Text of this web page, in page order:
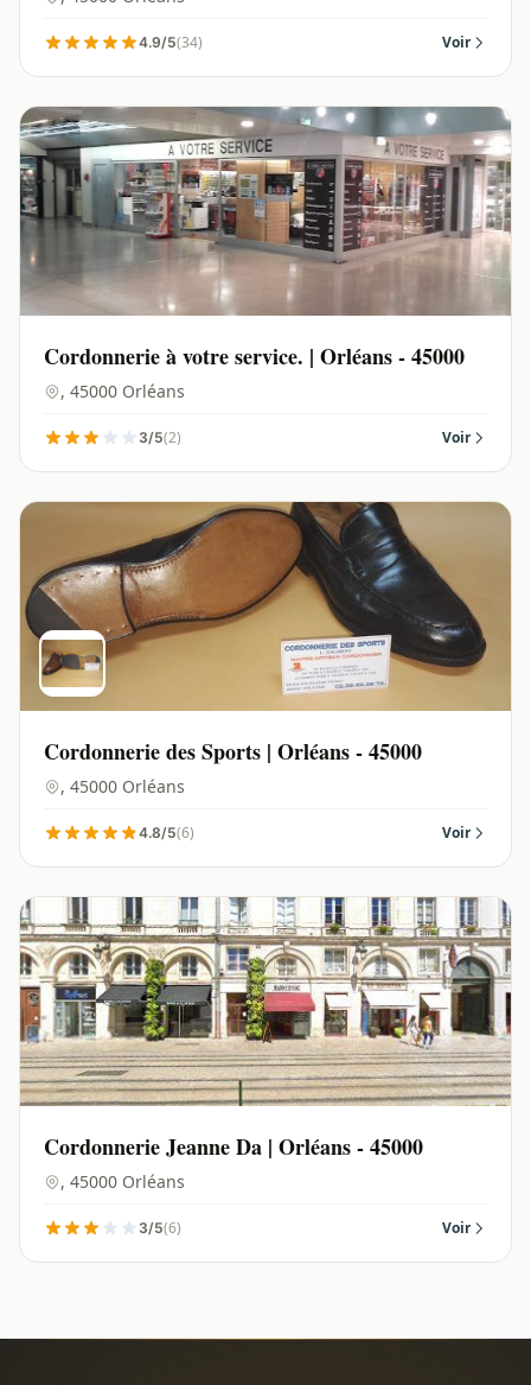
4.9/5(34) Voir
Cordonnerie à votre service. | Orléans - 45000
, 45000 Orléans
3/5(2) Voir
Cordonnerie des Sports | Orléans - 45000
, 45000 Orléans
4.8/5(6) Voir
Cordonnerie Jeanne Da | Orléans - 45000
, 45000 Orléans
3/5(6) Voir